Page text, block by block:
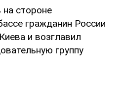
стороне
гражданин России
и возглавил
группу